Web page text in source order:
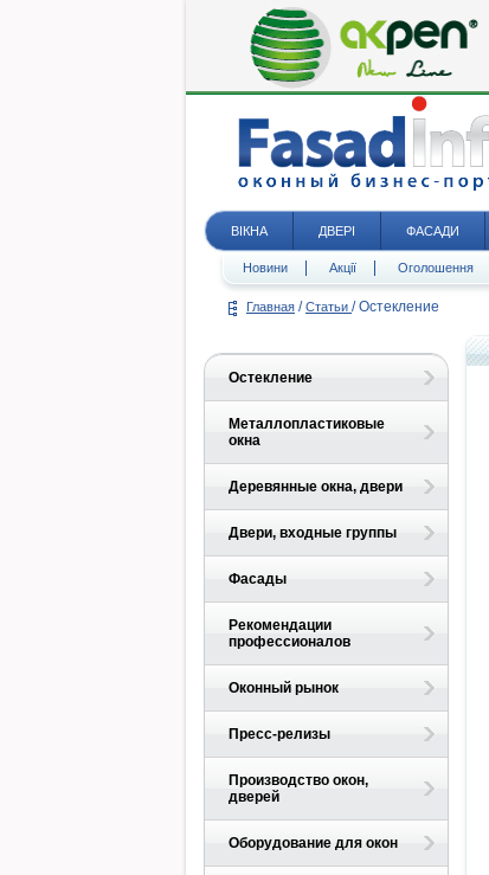
ВІКНА ДВЕРІ ФАСАДИ
Новини Акції Оголошення
Главная / Статьи / Остекление
Остекление
Металлопластиковые
окна
Деревянные окна, двери
Двери, входные группы
Фасады
Рекомендации
профессионалов
Оконный рынок
Пресс-релизы
Производство окон,
дверей
Оборудование для окон